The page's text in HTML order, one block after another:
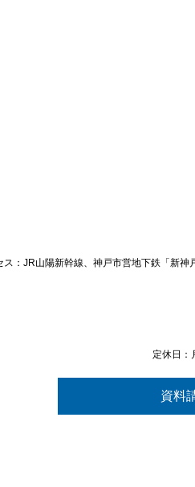
ス：JR山陽新幹線、神戸市営地下鉄「新神
定休日：
資料